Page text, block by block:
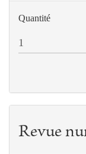
Quantité
Revue